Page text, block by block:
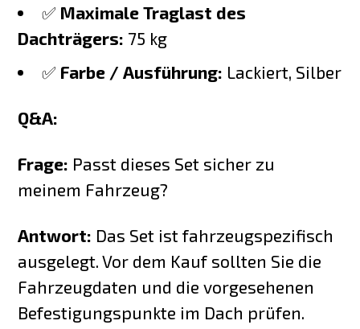
✅ Maximale Traglast des
Dachträgers: 75 kg
✅ Farbe / Ausführung: Lackiert, Silber
Q&A:
Frage: Passt dieses Set sicher zu
meinem Fahrzeug?
Antwort: Das Set ist fahrzeugspezifisch
ausgelegt. Vor dem Kauf sollten Sie die
Fahrzeugdaten und die vorgesehenen
Befestigungspunkte im Dach prüfen.